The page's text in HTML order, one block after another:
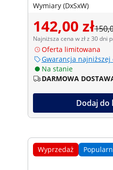
Wymiary (DxSxW)
142,00 zł
Najniższa cena w zł z 30 dni
Oferta limitowana
Gwarancja najniższej
Na stanie
DARMOWA
Dodaj do
Wyprzedaż